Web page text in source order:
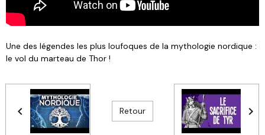
Une des légendes les plus loufoques de la mythologie nordique :
le vol du marteau de Thor !
Retour